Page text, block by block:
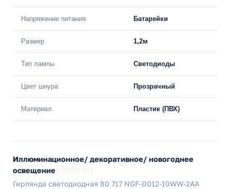
Напряжение питания Батарейки
Размер 1,2м
Тип лампы Светодиоды
Цвет шнура Прозрачный
Материал Пластик (ПВХ)
Иллюминационное/ декоративное/ новогоднее
освещение
Гирлянда светодиодная 80 717 NGF-D012-10WW-2AA